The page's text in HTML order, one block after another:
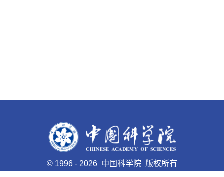
© 1996 - 2026 中国科学院 版权所有